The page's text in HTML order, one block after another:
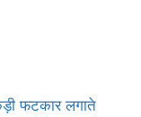
फटकार लगाते